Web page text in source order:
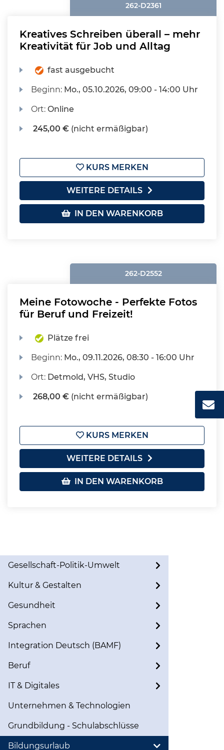
262-D2361
Kreatives Schreiben überall – mehr
Kreativität für Job und Alltag
fast ausgebucht
Beginn: Mo., 05.10.2026, 09:00 - 14:00 Uhr
Ort:Online
245,00 € (nicht ermäßigbar)
KURS MERKEN
WEITERE DETAILS
IN DEN WARENKORB
262-D2552
Meine Fotowoche - Perfekte Fotos
für Beruf und Freizeit!
Plätze frei
Beginn: Mo., 09.11.2026, 08:30 - 16:00 Uhr
Ort: Detmold, VHS, Studio
268,00 € (nicht ermäßigbar)
KURS MERKEN
WEITERE DETAILS
IN DEN WARENKORB
Gesellschaft-Politik-Umwelt
Kultur & Gestalten
Gesundheit
Sprachen
Integration Deutsch (BAMF)
Beruf
IT & Digitales
Unternehmen & Technologien
Grundbildung - Schulabschlüsse
Bildungsurlaub